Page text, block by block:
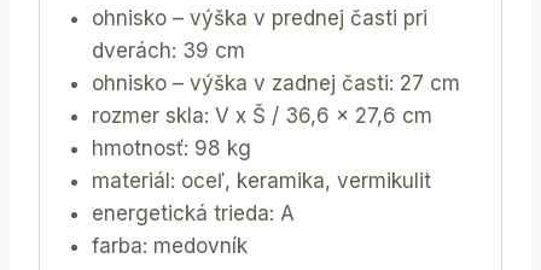
ohnisko – výška v prednej časti pri
dverách: 39 cm
ohnisko – výška v zadnej časti: 27 cm
rozmer skla: V x Š / 36,6 x 27,6 cm
hmotnosť: 98 kg
materiál: oceľ, keramika, vermikulit
energetická trieda: A
farba: medovník